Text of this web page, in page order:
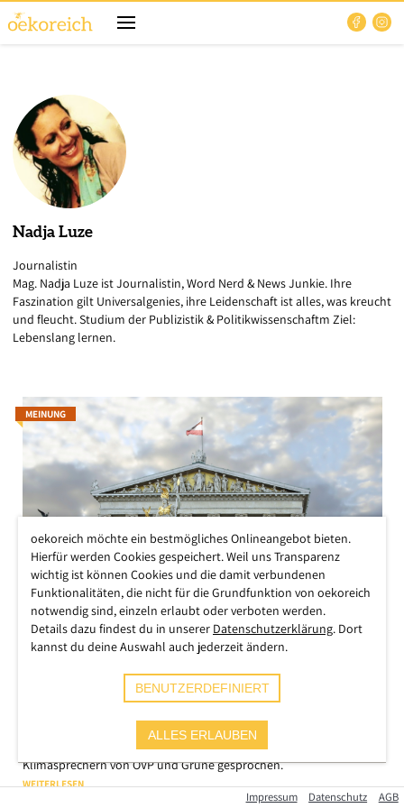
Nadja Luze
Journalistin
Mag. Nadja Luze ist Journalistin, Word Nerd & News Junkie. Ihre
Faszination gilt Universalgenies, ihre Leidenschaft ist alles, was kreucht
und fleucht. Studium der Publizistik & Politikwissenschaftm Ziel:
Lebenslang lernen.
MEINUNG
Doppelinterview ÖVP & Grüne:
„Wir können es auch rosarotes
Ponygesetz nennen“
Woran liegt es, dass Österreich kein Klimaschutzgesetz hat?
Journalistin Nadja Luze hat mit den beiden Nationalrats-
Klimasprechern von ÖVP und Grüne gesprochen.
WEITERLESEN
Impressum Datenschutz AGB
oekoreich möchte ein bestmögliches Onlineangebot bieten.
Hierfür werden Cookies gespeichert. Weil uns Transparenz
wichtig ist können Cookies und die damit verbundenen
Funktionalitäten, die nicht für die Grundfunktion von oekoreich
notwendig sind, einzeln erlaubt oder verboten werden.
Details dazu findest du in unserer Datenschutzerklärung. Dort
kannst du deine Auswahl auch jederzeit ändern.
BENUTZERDEFINIERT
ALLES ERLAUBEN